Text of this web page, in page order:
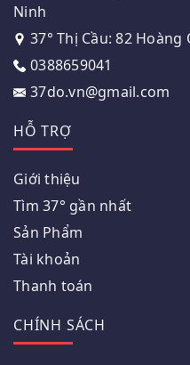
Ninh
37° Thị Cầu: 82 Hoàng
0388659041
37do.vn@gmail.com
HỖ TRỢ
Giới thiệu
Tìm 37° gần nhất
Sản Phẩm
Tài khoản
Thanh toán
CHÍNH SÁCH